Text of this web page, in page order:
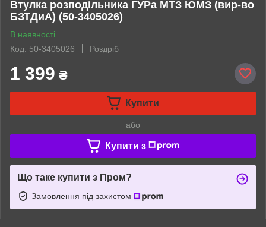
Втулка розподільника ГУРа МТЗ ЮМЗ (вир-во
БЗТДиА) (50-3405026)
В наявності
Код: 50-3405026
Роздріб
1 399 ₴
Купити
або
Купити з
Що таке купити з Пром?
Замовлення під захистом